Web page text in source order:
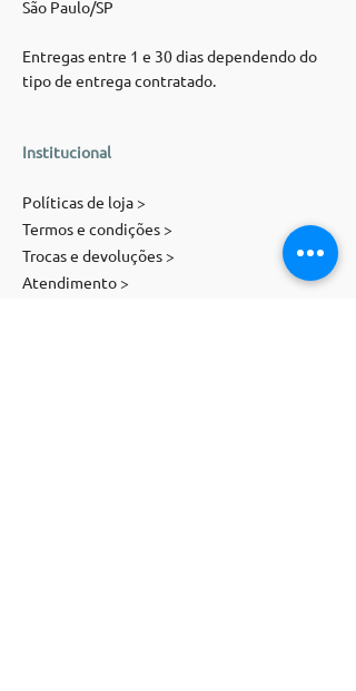
São Paulo/SP
Entregas entre 1 e 30 dias dependendo do
tipo de entrega contratado.
Institucional
Políticas de loja >
Termos e condições >
Trocas e devoluções >
Atendimento >